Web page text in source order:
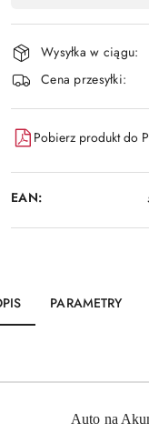
płatność
i
dostawa
Wysyłka w ciągu:
Cena przesyłki:
Pobierz produkt do
EAN:
PARAMETRY
Auto na